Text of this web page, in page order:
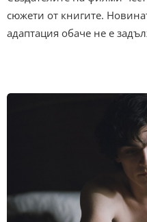
сюжети от книгите.
адаптация обаче не е